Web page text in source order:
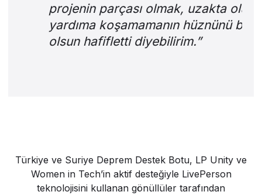
projenin parçası olmak, uzakta olup
yardıma koşamamanın hüznünü biraz
olsun hafifletti diyebilirim.”
Türkiye ve Suriye Deprem Destek Botu, LP Unity ve
Women in Tech’in aktif desteğiyle LivePerson
teknolojisini kullanan gönüllüler tarafından